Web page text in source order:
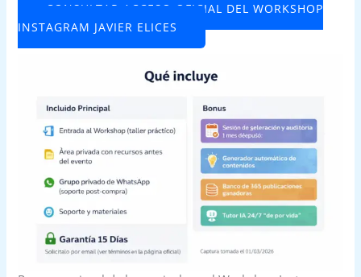
CONSULTAR ACCESO OFICIAL DEL WORKSHOP
INSTAGRAM JAVIER ELICES